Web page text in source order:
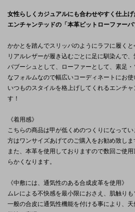
女性らしくカジュアルにも合わせやすく仕上げ
エンチャンテッドの「本革ビットローファーバ
かかとを踏んでスリッパのようにラフに履くと
リアルレザーが履き込むごとに足に馴染んで、
バブーシュとして、ローファーとして、素足
なフォルムなので幅広いコーディネートにお使
いつものスタイルを格上げしてくれるエンチ
す！
《着用感》
こちらの商品は甲が低くめのつくりになって
方はワンサイズあげてのご購入をお勧め致しま
また、本革を使用しておりますので数回ご使
らかくなります。
《中敷には、通気性のある合成皮革を使用》
ムレによる不快感を最小限におさえ、肌触りも
一般の合皮に通気性機能を付ける事により、